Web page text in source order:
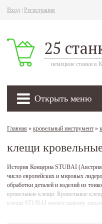
Вход Регистрация
25
немецкие станки в
Открыть меню
Главная » кровельный инструмент »
клещи
История Концерна STUBAI
число европейских и мировых
обработки деталей и изделий из
кровельные клещи. Кровельные
клещи STUBAI имеют ширину